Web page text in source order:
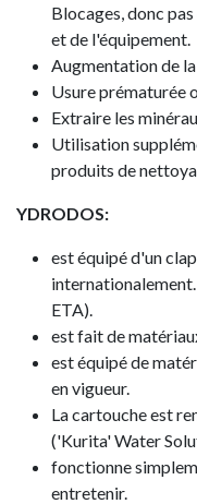
Blocages, donc
et de l'équipement.
Augmentation de
Usure prématurée
Extraire les
Utilisation
produits de
YDRODOS:
est équipé d'un
ETA).
est fait de
est équipé de
en vigueur.
La cartouche est
('Kurita' Water
fonctionne
entretenir.